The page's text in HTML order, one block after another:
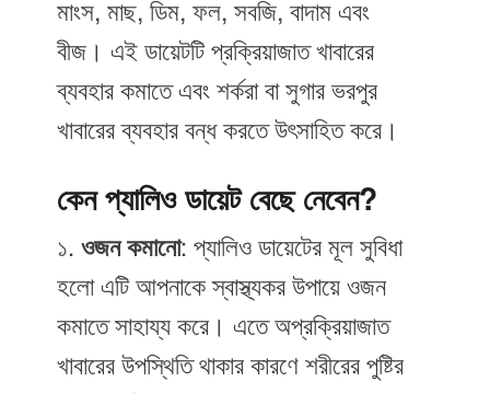
মাংস, মাছ, ডিম, ফল, সবজি, বাদাম এবং
বীজ। এই ডায়েটটি প্রক্রিয়াজাত খাবারের
ব্যবহার কমাতে এবং শর্করা বা সুগার ভরপুর
খাবারের ব্যবহার বন্ধ করতে উৎসাহিত করে।
কেন প্যালিও ডায়েট বেছে নেবেন?
১.ওজন কমানো: প্যালিও ডায়েটের মূল সুবিধা
হলো এটি আপনাকে স্বাস্থ্যকর উপায়ে ওজন
কমাতে সাহায্য করে। এতে অপ্রক্রিয়াজাত
খাবারের উপস্থিতি থাকার কারণে শরীরের পুষ্টির